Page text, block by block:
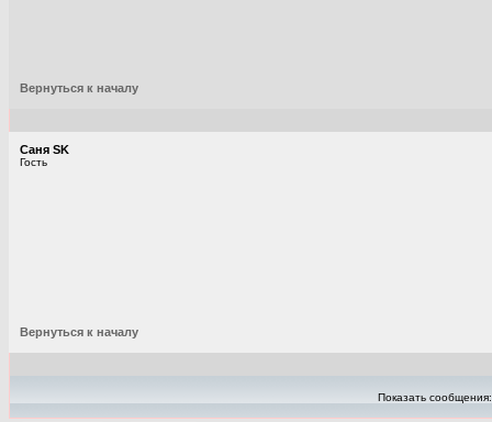
Вернуться к началу
Саня SK
Гость
Вернуться к началу
Показать